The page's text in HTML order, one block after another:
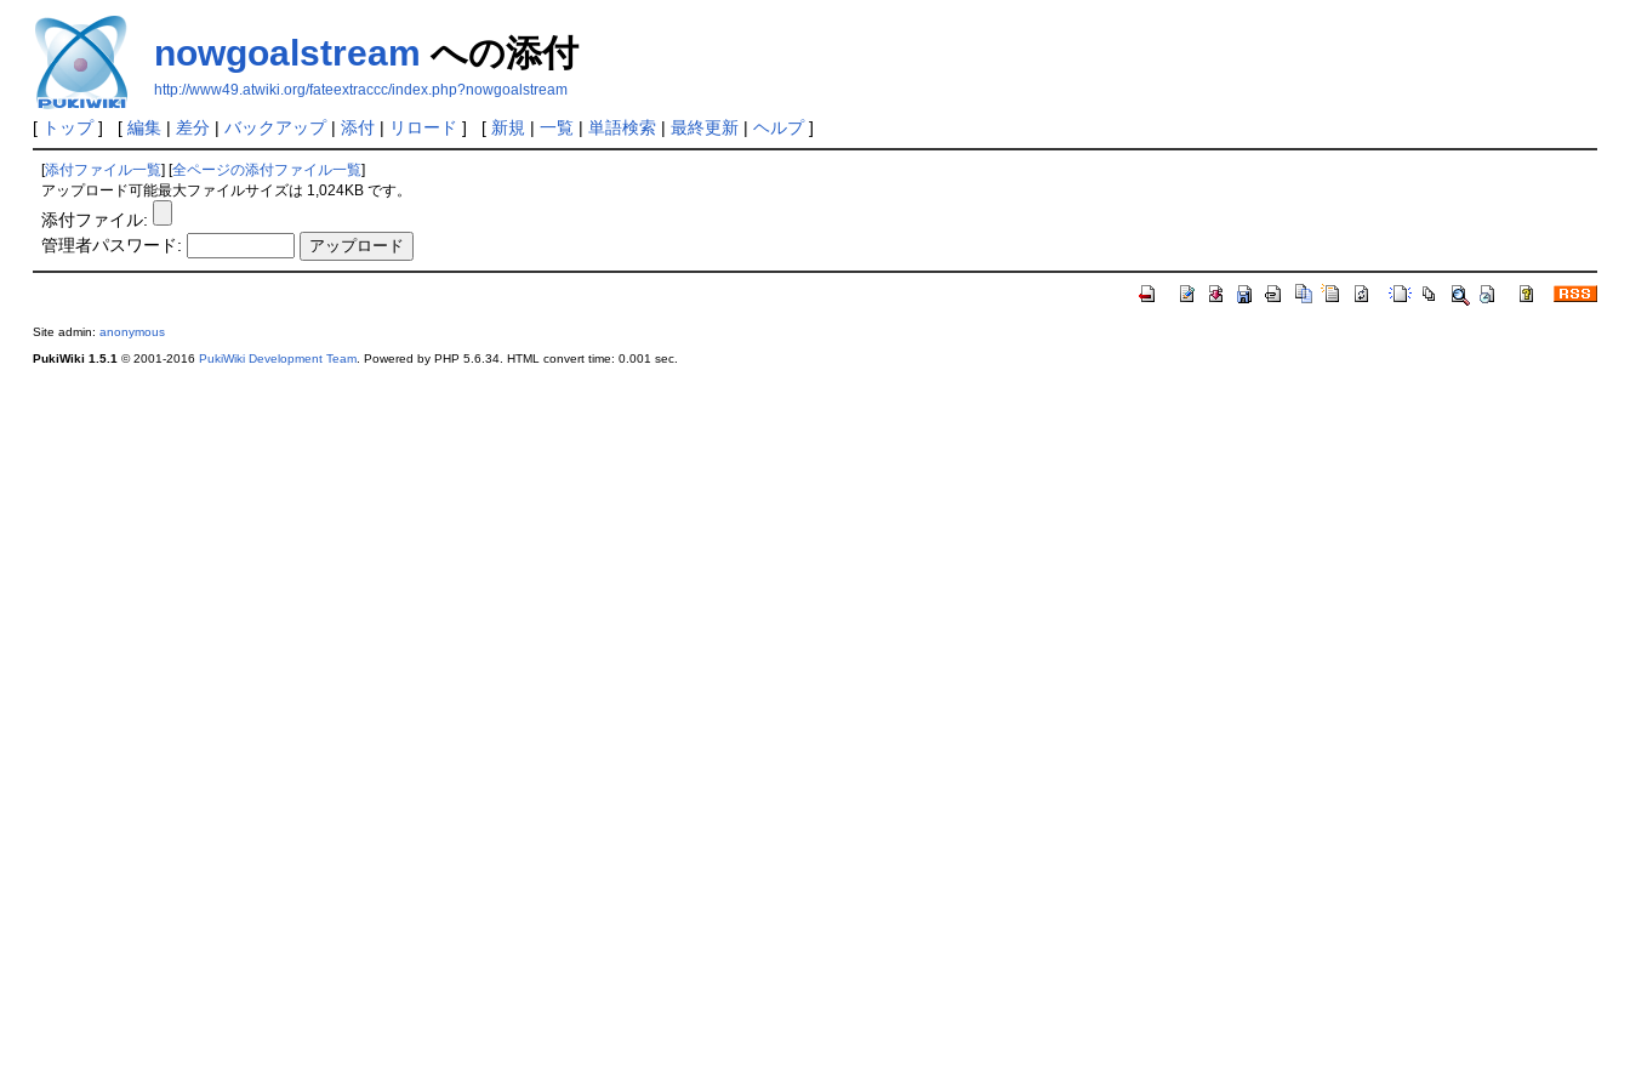
nowgoalstream への添付
http://www49.atwiki.org/fateextraccc/index.php?nowgoalstream
[ トップ] [ 編集| 差分| バックアップ| 添付| リロード ] [ 新規 | 一覧| 単語検索| 最終更新| ヘルプ]
[添付ファイル一覧 ] [全ページの添付ファイル一覧
アップロード可能最大ファイルサイズは 1,024KB です。
添付ファイル:
管理者パスワード:
Site admin: anonymous
PukiWiki 1.5.1 © 2001-2016 PukiWiki Development Team. Powered by PHP 5.6.34. HTML convert time: 0.001 sec.